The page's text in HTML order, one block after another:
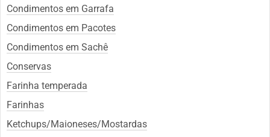
Condimentos em Garrafa
Condimentos em Pacotes
Condimentos em Sachê
Conservas
Farinha temperada
Farinhas
Ketchups/Maioneses/Mostardas